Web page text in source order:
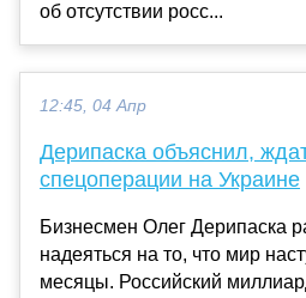
об отсутствии росс...
12:45, 04 Апр
Дерипаска объяснил,
спецоперации на Украине
Бизнесмен Олег Дерипаска
надеяться на то, что мир
месяцы. Российский